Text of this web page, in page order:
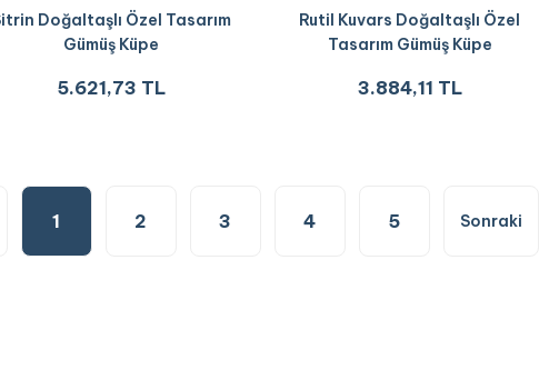
Doğaltaşlı Özel Tasarım
Gümüş Küpe
5.621,73 TL
Rutil Kuvars Doğaltaşlı Özel
Tasarım Gümüş Küpe
3.884,11 TL
1 2 3 4 5